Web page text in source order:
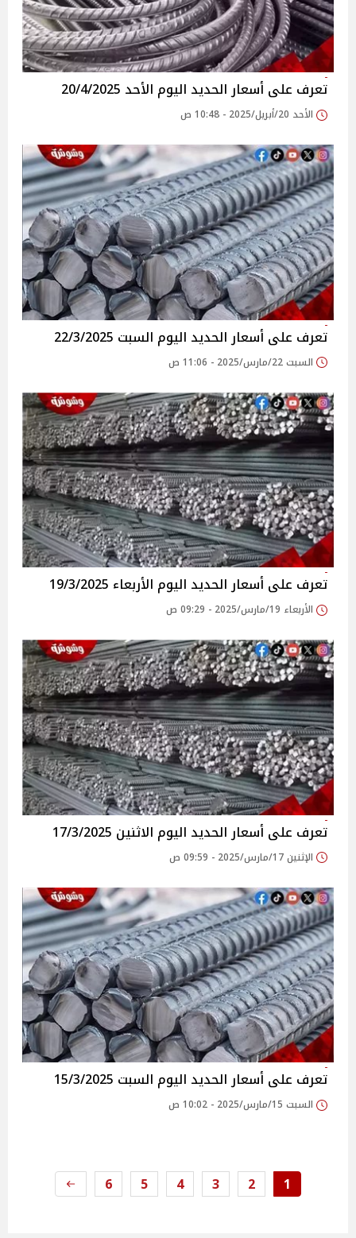
تعرف على أسعار الحديد اليوم الأحد 20/4/2025
الأحد 20/أبريل/2025 - 10:48 ص
تعرف على أسعار الحديد اليوم السبت 22/3/2025
السبت 22/مارس/2025 - 11:06 ص
تعرف على أسعار الحديد اليوم الأربعاء 19/3/2025
الأربعاء 19/مارس/2025 - 09:29 ص
تعرف على أسعار الحديد اليوم الاثنين 17/3/2025
الإثنين 17/مارس/2025 - 09:59 ص
تعرف على أسعار الحديد اليوم السبت 15/3/2025
السبت 15/مارس/2025 - 10:02 ص
1
2
3
4
5
6